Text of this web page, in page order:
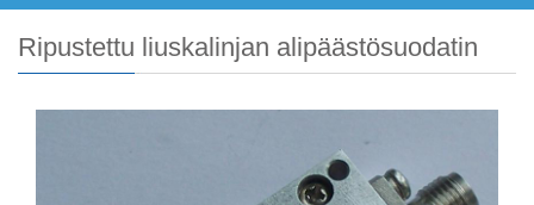
Ripustettu liuskalinjan alipäästösuodatin